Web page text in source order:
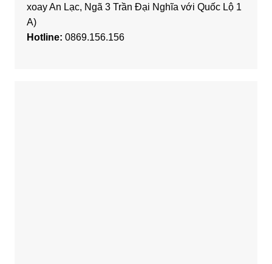
xoay An Lạc, Ngã 3 Trần Đại Nghĩa với Quốc Lộ 1
A)
Hotline: 0869.156.156